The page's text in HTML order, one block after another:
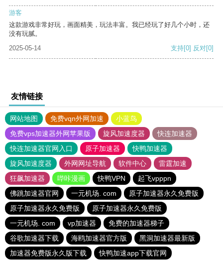
游客
这款游戏非常好玩，画面精美，玩法丰富。我已经玩了好几个小时，还
没有玩腻。
2025-05-14
支持[0] 反对[0]
友情链接
网站地图 免费vqn外网加速
小蓝鸟
免费vps加速器外网苹果版
旋风加速度器
快连加速器
快连加速器官网入口
原子加速器
快鸭加速器
旋风加速度器
外网网址导航 软件中心
雷霆加速
狂飙加速器
哔咔漫画 快鸭VPN
起飞vpppn
佛跳加速器官网
一元机场. com
原子加速器永久免费版
原子加速器永久免费版
原子加速器永久免费版
一元机场. com
vp加速器
免费的加速器梯子
谷歌加速器下载
海鸥加速器官方版
黑洞加速器最新版
加速器免费版永久版下载
快鸭加速app下载官网